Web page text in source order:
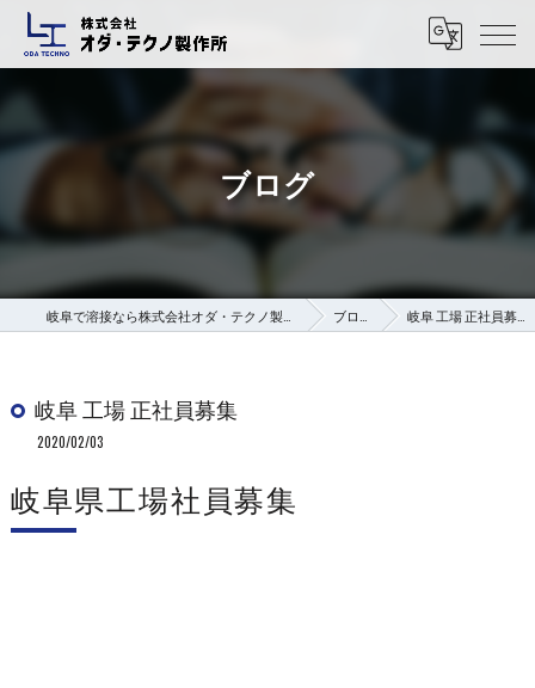
ブログ
岐阜で溶接なら株式会社オダ・テクノ製作所 ブログ 岐阜 工場 正社員募集
岐阜 工場 正社員募集
2020/02/03
岐阜県工場社員募集